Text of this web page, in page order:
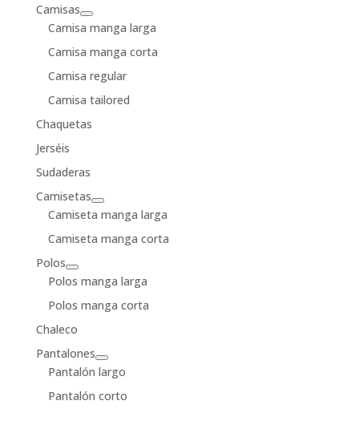
Camisas
Camisa manga larga
Camisa manga corta
Camisa regular
Camisa tailored
Chaquetas
Jerséis
Sudaderas
Camisetas
Camiseta manga larga
Camiseta manga corta
Polos
Polos manga larga
Polos manga corta
Chaleco
Pantalones
Pantalón largo
Pantalón corto